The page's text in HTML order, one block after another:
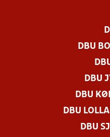
DBU
DBU
DBU
DBU
DBU